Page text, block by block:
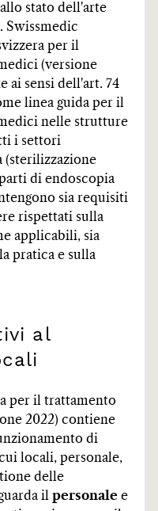
stato dell'arte
Swissmedic
per il
(versione
ai sensi dell'art. 74
linea guida per il
nelle strutture
i settori
(sterilizzazione
di endoscopia
sia requisiti
rispettati sulla
applicabili, sia
pratica e sulla
al
per il trattamento
2022) contiene
di
locali, personale,
delle
il personale e